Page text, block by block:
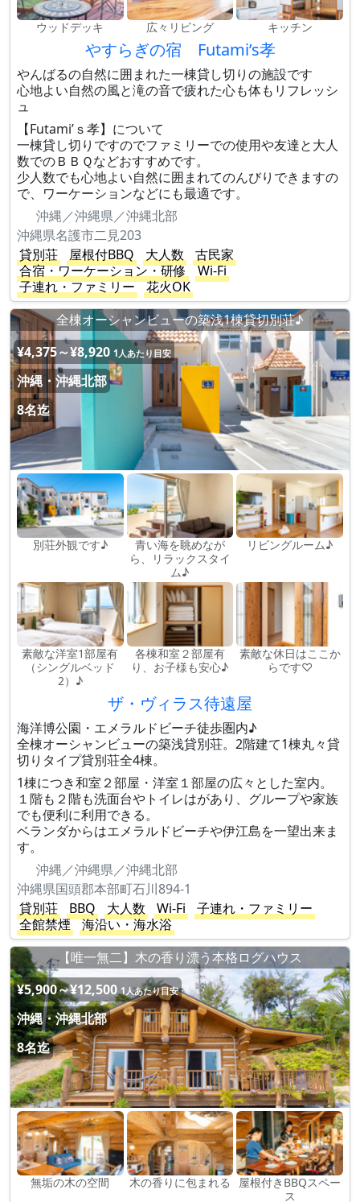
ウッドデッキ 広々リビング キッチン
やすらぎの宿 Futami’s孝
やんばるの自然に囲まれた一棟貸し切りの施設です
心地よい自然の風と滝の音で疲れた心も体もリフレッシ
ュ
【Futami’ｓ孝】について
一棟貸し切りですのでファミリーでの使用や友達と大人
数でのＢＢＱなどおすすめです。
少人数でも心地よい自然に囲まれてのんびりできますの
で、ワーケーションなどにも最適です。
沖縄／沖縄県／沖縄北部
沖縄県名護市二見203
貸別荘
屋根付BBQ 大人数
古民家
合宿・ワーケーション・研修
Wi-Fi
子連れ・ファミリー
花火OK
全棟オーシャンビューの築浅1棟貸切別荘♪
¥4,375～¥8,920 1人あたり目安
沖縄・沖縄北部
8名迄
別荘外観です♪
青い海を眺めなが
ら、リラックスタイ
ム♪
リビングルーム♪
素敵な洋室1部屋有
（シングルベッド
2）♪
各棟和室２部屋有
り、お子様も安心♪
素敵な休日はここか
らです♡
ザ・ヴィラス待遠屋
海洋博公園・エメラルドビーチ徒歩圏内♪
全棟オーシャンビューの築浅貸別荘。2階建て1棟丸々貸
切りタイプ貸別荘全4棟。
1棟につき和室２部屋・洋室１部屋の広々とした室内。
１階も２階も洗面台やトイレはがあり、グループや家族
でも便利に利用できる。
ベランダからはエメラルドビーチや伊江島を一望出来ま
す。
沖縄／沖縄県／沖縄北部
沖縄県国頭郡本部町石川894-1
貸別荘
BBQ 大人数 Wi-Fi
子連れ・ファミリー
全館禁煙
海沿い・海水浴
【唯一無二】木の香り漂う本格ログハウス
¥5,900～¥12,500 1人あたり目安
沖縄・沖縄北部
8名迄
無垢の木の空間 木の香りに包まれる
屋根付きBBQスペー
ス